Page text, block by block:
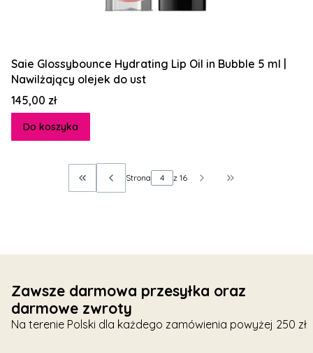
Saie Glossybounce Hydrating Lip Oil in Bubble 5 ml |
Nawilżający olejek do ust
Cena
145,00 zł
Do koszyka
Wróć do pierwszej strony z produktami
Strona z 16 Przejdź do
Zawsze darmowa przesyłka oraz
darmowe zwroty
Na terenie Polski dla każdego zamówienia powyżej 250 zł